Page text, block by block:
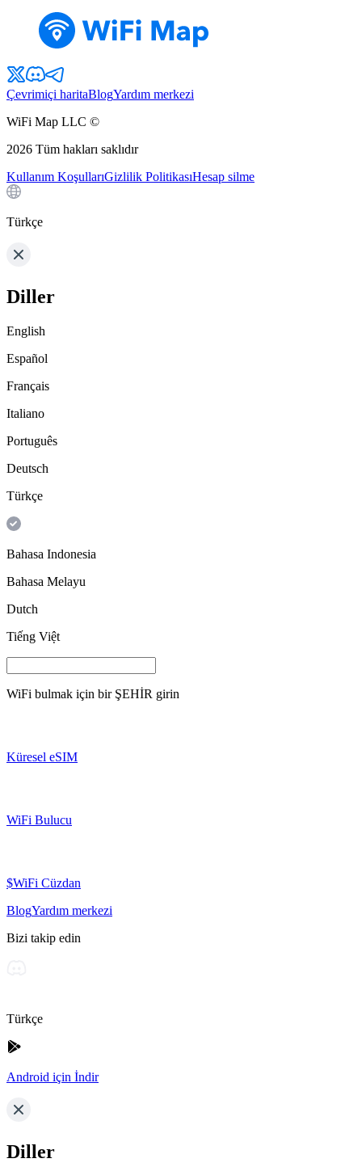
Çevrimiçi haritaBlogYardım merkezi
WiFi Map LLC ©
2026 Tüm hakları saklıdır
Kullanım KoşullarıGizlilik PolitikasıHesap silme
Türkçe
Diller
English
Español
Français
Italiano
Português
Deutsch
Türkçe
Bahasa Indonesia
Bahasa Melayu
Dutch
Tiếng Việt
WiFi bulmak için bir ŞEHİR girin
Küresel eSIM
WiFi Bulucu
$WiFi Cüzdan
BlogYardım merkezi
Bizi takip edin
Türkçe
Android için İndir
Diller